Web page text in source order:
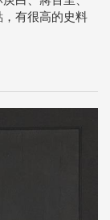
有很高的史料